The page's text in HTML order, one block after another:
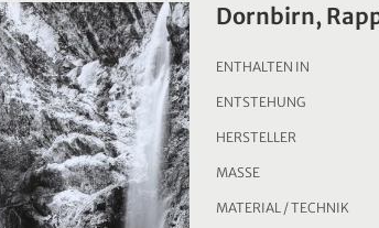
Dornbirn,
ENTHALTEN IN
ENTSTEHUNG
HERSTELLER
MASSE
MATERIAL / TECHNIK